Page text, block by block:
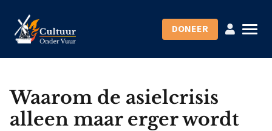
DONEER
Waarom de asielcrisis
alleen maar erger wordt